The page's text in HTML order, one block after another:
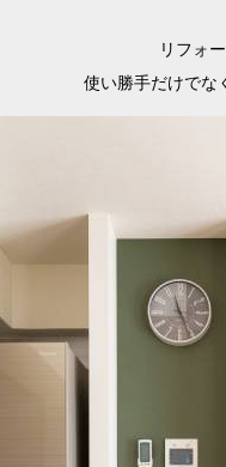
リフォ
使い勝手だけでな